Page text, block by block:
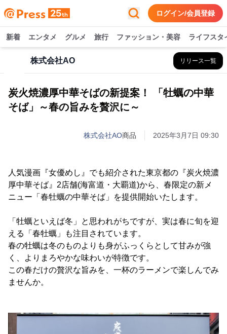
ログイン/会員登録
新着 エンタメ グルメ 旅行 ファッション・美容 ライフスタ
株式会社AO リリース一覧
炭火焼濃厚中華そばの新提案！ 「牡蠣の中華
そば」～春の旨みを贅沢に～
株式会社AO商品 2025年3月7日 09:30
人気漫画『女優めし』でも紹介された東京都の『炭火焼濃
厚中華そば』2店舗(海富道・大覇道)から、春限定の新メ
ニュー「春牡蠣の中華そば」を提供開始いたします。
「牡蠣といえば冬」と思われがちですが、実は春に旬を迎
える「春牡蠣」も注目されています。
春の牡蠣は冬のものよりも身がふっくらとして甘みが強
く、よりまろやかな味わいが特徴です。
この春だけの贅沢な旨みを、一杯のラーメンで楽しんでみ
ませんか。